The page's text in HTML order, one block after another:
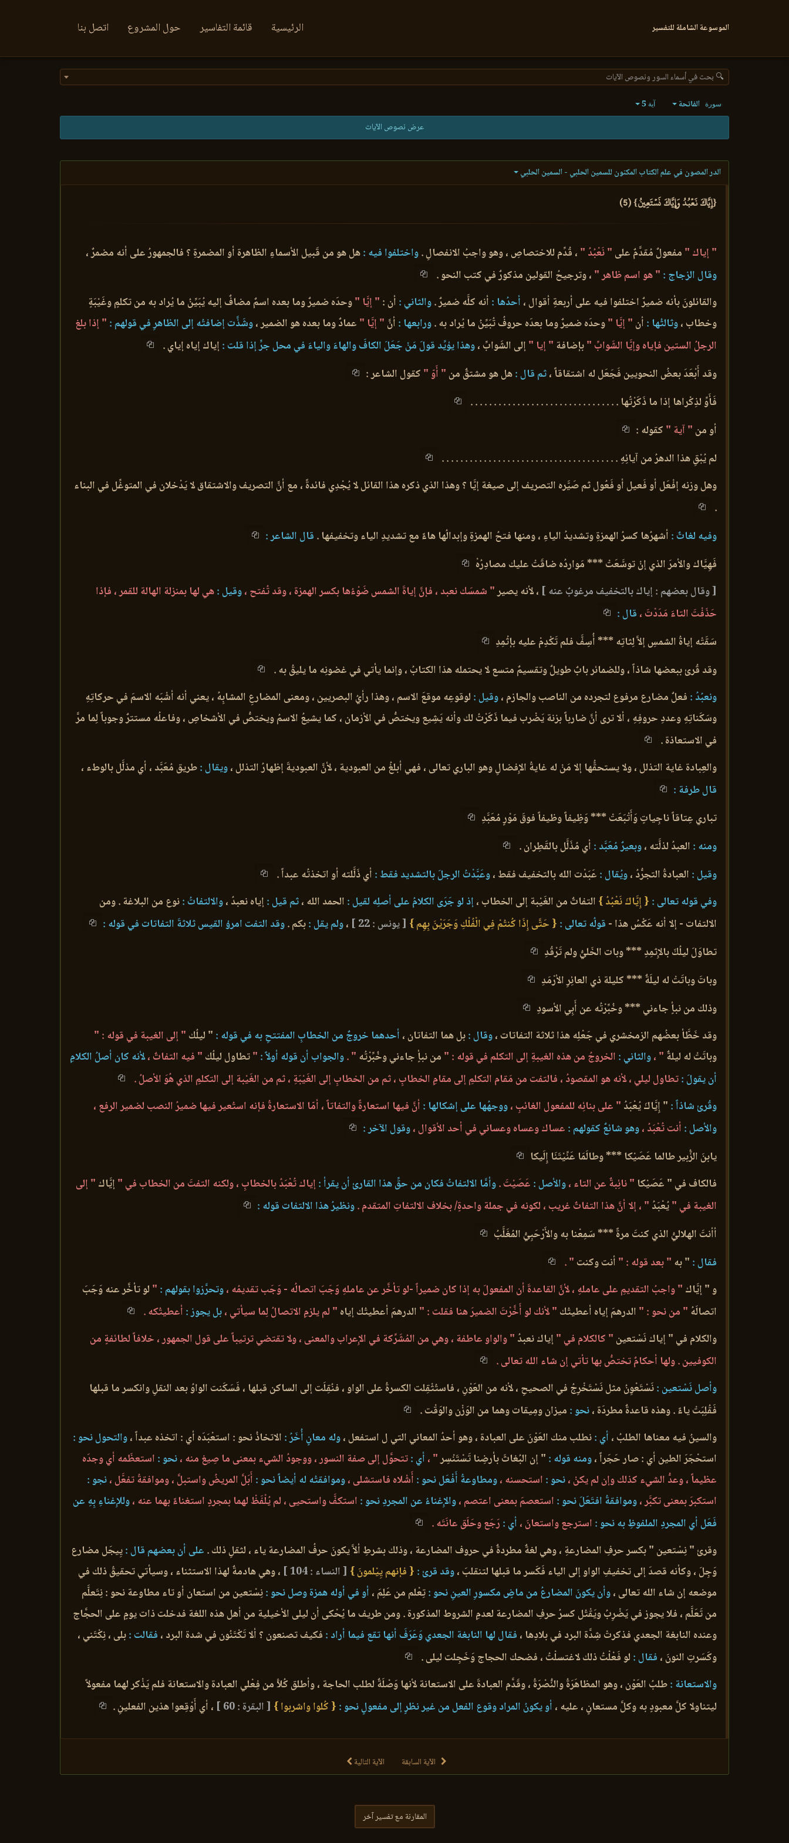
الموسوعة الشاملة للتفسير الرئيسية قائمة التفاسير حول المشروع اتصل بنا
🔍 بحث في أسماء السور ونصوص الآيات
سورة الفاتحة آية 5
عرض نصوص الآيات
الدر المصون في علم الكتاب المكنون للسمين الحلبي - السمين الحلبي
{إِيَّاكَ نَعۡبُدُ وَإِيَّاكَ نَسۡتَعِينُ} (5)
" إياك " مفعولٌ مُقدَّمٌ على " نَعْبُدُ " ، قُدِّم للاختصاصِ ، وهو واجبُ الانفصالِ .واختلفوا فيه :هل هو من قَبيل الأسماءِ الظاهرة أو المضمرةِ ؟ فالجمهورُ على أنه مضمرٌ ،
وقال الزجاج : " هو اسم ظاهر " ، وترجيحُ القولين مذكورٌ في كتب النحو .
والقائلونَ بأنه ضميرٌ اختلفوا فيه على أربعةِ أقوال ، أحدُها : أنه كلَّه ضميرٌ .والثاني : أن : " إيَّا "وحدَه ضميرٌ وما بعده اسمٌ مضافٌ إليه يُبَيِّنُ ما يُراد به من تكلمٍ وغَيْبَةٍ
وخطاب ،وثالثُها : أن " إيَّا "وحدَه ضميرٌ وما بعدَه حروفُ تُبَيِّنُ ما يُراد به .ورابعها : أنَّ " إيَّا " عمادٌ وما بعده هو الضمير ،وشَذَّت إضافتُه إلى الظاهرِ في قولهم : " إذا بلغ
الرجلُ الستين فإياه وإيَّا الشَوابِّ "بإضافة " إيا "إلى الشَوابِّ ،وهذا يؤيِّد قولَ مَنْ جَعَلَ الكافَ والهاءَ والياءَ في محل جرٍّ إذا قلت :إياك إياه إياي .
وقد أَبْعَدَ بعضُ النحويين فَجَعَل له اشتقاقاً ،ثم قال :هل هو مشتقٌ من " أَوّ " كقول الشاعر :
فَأَوِّ لذِكْراها إذا ما ذَكَرْتُها . . . . . . . . . . . . . . . . . . . . . . . . . . . . . . . .
أو من " آية " كقوله :
لم يُبْقِ هذا الدهرُ من آيائِهِ . . . . . . . . . . . . . . . . . . . . . . . . . . . . . . . . . . . . . .
وهل وزنه إفْعَل أو فَعيل أو فَعُول ثم صَيَّره التصريف إلى صيغة إيَّا ؟ وهذا الذي ذكره هذا القائل لا يُجْدِي فائدةً ، مع أنَّ التصريف والاشتقاق لا يَدْخلان في المتوغِّل في البناء
.
وفيه لغاتٌ : أشهرُها كسرُ الهمزةِ وتشديدُ الياءِ ، ومنها فتحُ الهمزةِ وإبدالُها هاءً مع تشديدِ الياء وتخفيفها . قال الشاعر :
فَهِيَّاك والأمرَ الذي إنْ توسَّعَتْ *** مَواردُه ضاقَتْ عليك مصادِرُهْ
[ وقال بعضهم : إياك بالتخفيف مرغوبٌ عنه ] ، لأنه يصير" شمسَك نعبد ، فإنَّ إياةَ الشمس ضَوْءُها بكسر الهمزة ، وقد تُفتح ،وقيل :هي لها بمنزلة الهالة للقمر ، فإذا
حَذَفْتَ التاءَ مَدَدْتَ ، قال :
سَقَتْه إياةُ الشمسِ إلاَّ لِثاتِه *** أُسِفَّ فلم تَكْدِمْ عليه بإثْمِدِ
وقد قُرئ ببعضها شاذاً ، وللضمائر بابٌ طويلٌ وتقسيمٌ متسع لا يحتمله هذا الكتابُ ، وإنما يأتي في غضونِه ما يليقُ به .
ونعبُدُ : فعلٌ مضارع مرفوع لتجرده من الناصب والجازم ،وقيل : لوقوعِه موقعَ الاسم ، وهذا رأيُ البصريين ، ومعنى المضارعِ المشابِهُ ، يعني أنه أشْبَه الاسمَ في حركاتِهِ
وسَكَناتِهِ وعددِ حروفِهِ ، ألا ترى أنَّ ضارباً بزنة يَضْرب فيما ذَكَرْتُ لك وأنه يَشِيع ويختصُّ في الأزمان ، كما يشيعُ الاسمُ ويختصُّ في الأشخاصِ ، وفاعلُه مستترٌ وجوباً لِما مرَّ
في الاستعاذة .
والعِبادة غاية التذلل ، ولا يستحقُّها إلا مَنْ له غايةُ الإِفضالِ وهو الباري تعالى ، فهي أبلغُ من العبودية ، لأنَّ العبوديةَ إظهارُ التذلل ،ويقال :طريق مُعَبَّد ، أي مذلَّل بالوطء ،
قال طرفة :
تباري عِتاقاً ناجِياتٍ وَأَتْبَعَتْ *** وَظِيفاً وظيفاً فوقَ مَوْرٍ مُعَبَّدِ
ومنه : العبدُ لذلَّته ،وبعيرٌ مُعَبَّد : أي مُذَلَّل بالقَطِران .
وقيل : العبادةُ التجرُّدُ ،ويُقال : عَبَدْت الله بالتخفيف فقط ،وعَبَّدْتُ الرجلَ بالتشديد فقط : أي ذَلَّلته أو اتخذتُه عبداً .
وفي قوله تعالى : { إِيَّاكَ نَعْبُدُ } التفاتٌ من الغَيْبة إلى الخطاب ،إذ لو جَرَى الكلامُ على أصلِه لقيل : الحمد الله ،ثم قيل :إياه نعبدُ ،والالتفاتُ :نوع من البلاغة . ومن
الالتفات - إلا أنه عَكْسُ هذا - قولُه تعالى : { حَتَّى إِذَا كُنتُمْ فِي الْفُلْكِ وَجَرَيْنَ بِهِم } [ يونس : 22 ] ،ولم يقل :بكم .وقد التفت امرؤ القيس ثلاثةَ التفاتات في قوله :
تطاوَلَ ليلُكَ بالإِثمِدِ *** وبات الخَليُّ ولم تَرْقُدِ
وباتَ وباتَتْ له ليلَةٌ *** كليلة ذي العائِرِ الأرْمَدِ
وذلك من نبأٍ جاءني *** وخُبِّرْتُه عن أَبِي الأسودِ
وقد خَطَّأ بعضُهم الزمخشري في جَعْلِه هذا ثلاثة التفاتات ،وقال :بل هما التفاتان ، أحدهما خروجٌ من الخطابِ المفتتحِ به في قوله : " ليلُك " إلى الغيبة في قوله : "
وباتَتْ له ليلةٌ " ،والثاني : الخروجُ من هذه الغيبةِ إلى التكلم في قوله : " من نبأٍ جاءني وخُبِّرْتُه " .والجواب أن قوله أولاً : "تطاول ليلُك " فيه التفاتٌ ،لأنه كان أصلُ الكلامِ
أن يقولَ :تطاول ليلي ، لأنه هو المقصودُ ، فالتفت من مَقام التكلمِ إلى مقامِ الخطابِ ، ثم من الخطابِ إلى الغَيْبَةِ ، ثم من الغَيْبة إلى التكلمِ الذي هُوَ الأصلُ .
وقُرئ شاذاً : " إِيَّاكَ يُعْبَدُ " على بنائِه للمفعول الغائبِ ،ووجهُها على إشكالها : أنَّ فيها استعارةً والتفاتاً ، أمّا الاستعارةُ فإنه استُعير فيها ضميرُ النصب لضمير الرفع ،
والأصل : أنت تُعْبَدُ ،وهو شائعٌ كقولهم : عساك وعساه وعساني في أحد الأقوال ،وقول الآخر :
يابنَ الزُّبير طالما عَصَيْكا *** وطالَمَا عَنِّيْتَنَا إِلَيكا
فالكاف في " عَصَيْكا " نائِبةٌ عن التاء ،والأصل : عَصَيْتَ .وأمَّا الالتفاتُ فكان من حقِّ هذا القارئ أن يقرأ :إياك تُعْبَدُ بالخطابِ ، ولكنه التفتَ من الخطاب في "إيَّاك " إلى
الغيبة في "يُعْبَدُ " ، إلا أنَّ هذا التفاتٌ غريب ، لكونه في جملة واحدةٍ/ بخلاف الالتفاتِ المتقدم .ونظيرُ هذا الالتفات قوله :
أأنتَ الهلاليُّ الذي كنتَ مرةً *** سَمِعْنا به والأَرْحَبِيُّ المُغَلَّبُ
فقال : " به " بعد قوله : " أنت وكنت " .
و " إيَّاك " واجبُ التقديمِ على عاملهِ ، لأنَّ القاعدةَ أن المفعولَ به إذا كان ضميراً -لو تأخَّر عن عاملهِ وَجَبَ اتصالُه - وَجَب تقديمُه ،وتحرَّزوا بقولهم : " لو تأخَّر عنه وَجَبَ
اتصالَهُ " من نحو : " الدرهمَ إياه أعطيتُك " لأنك لو أَخَّرْتَ الضميرَ هنا فقلت : " الدرهمَ أعطيتُك إياه " لم يلزمِ الاتصالُ لِما سيأتي ،بل يجوز : أعطيتُكه .
والكلام في " إياك نَسْتعين " كالكلام في "إياك نعبدُ " والواو عاطفة ، وهي من المُشَرِّكة في الإِعراب والمعنى ، ولا تقتضي ترتيباً على قول الجمهور ، خلافاً لطائفةٍ من
الكوفيين . ولها أحكامٌ تختصُّ بها تأتي إن شاء الله تعالى .
وأصل نَسْتعين :نَسْتَعْوِنُ مثل نَسْتَخْرِجُ في الصحيحِ ، لأنه من العَوْنِ ، فاستُثْقِلت الكسرةُ على الواو ، فنُقِلَت إلى الساكن قبلها ، فَسَكَنت الواوُ بعد النقلِ وانكسر ما قبلها
فَقُلِبَتْ ياءً . وهذه قاعدةٌ مطردَة ،نحو : ميزان ومِيقات وهما من الوَزْن والوَقْت .
والسينُ فيه معناها الطلبُ ، أي :نطلب منك العَوْنَ على العبادة ، وهو أحدُ المعاني التي ل استفعل ،وله معانٍ أُخَرُ : الاتخاذُ نحو : استعْبَدَه أي : اتخذه عبداً ،والتحول نحو :
استحْجَرَ الطين أي : صار حَجَراً ،ومنه قوله : " إن البُغاثَ بأرضِنا تَسْتَنْسِر" ، أي :تتحوَّل إلى صفة النسور ، ووجودُ الشيء بمعنى ما صِيغ منه ،نحو : استعظَمه أي وجدَه
عظيماً ، وعدُّ الشيء كذلك وإن لم يكنْ ،نحو : استحسنه ،ومطاوعةُ أَفْعَل نحو : أَشْلاه فاستشلى ،وموافقتُه له أيضاً نحو : أَبَلَّ المريضُ واستبلَّ ، وموافقةُ تفعَّل ،نجو :
استكبرَ بمعنى تكبَّر ،وموافقةُ افتَعَلَ نحو : استعصمَ بمعنى اعتصم ،والإِغناءُ عن المجردِ نحو : استكفَّ واستحيى ، لم يُلْفَظْ لهما بمجردٍ استغناءً بهما عنه ،وللإِغناءِ بِهِ عن
فَعَل أي المجردِ الملفوظِ به نحو : استرجع واستعانَ ، أي : رَجَع وحَلَق عانَتَه .
وقرئ " نِسْتعين " بكسر حرفِ المضارعةِ ، وهي لغةٌ مطردةٌ في حروف المضارعة ، وذلك بشرطِ ألاَّ يكونَ حرفُ المضارعة ياء ، لثقلِ ذلك . على أن بعضهم قال :يِيجَل مضارع
وَجِلَ ، وكأنه قصدَ إلى تخفيفِ الواو إلى الياء فَكَسر ما قبلها لتنقلبَ ،وقد قرئ : { فإنهم يِيْلمونَ } [ النساء : 104 ]
، وهي هادمةٌ لهذا الاستثناء ، وسيأتي تحقيقُ ذلك في
موضعه إن شاء الله تعالى ،وأن يكونَ المضارعُ من ماضٍ مكسورِ العينِ نحو :تِعْلم من عَلِمَ ، أو في أوله همزة وصل نحو :نِسْتعين من استعان أو تاء مطاوعة نحو : نِتَعلَّم
من تَعَلَّم ، فلا يجوز في يَضْرِبُ ويَقْتُل كسرُ حرفِ المضارعة لعدمِ الشروط المذكورة . ومن طريف ما يُحْكى أن ليلى الأخيلية من أهل هذه اللغة فدخلت ذات يومٍ على الحجَّاج
وعنده النابغة الجعدي فذكرتْ شِدَّة البرد في بلادِها ، فقال لها النابغة الجعدي وَعَرَفَ أنها تقع فيما أراد : فكيف تصنعون ؟ ألا تَكْتَنُون في شدة البرد ، فقالت :بلى ، نِكْتَني ،
وكَسَرتِ النونَ ، فقال : لو فَعْلْتُ ذلك لاغتسلْتُ ، فضحك الحجاج وَخَجِلت ليلى .
والاستعانة :طلبُ العَوْن ، وهو المظاهَرَةُ والنُّصْرَةُ ، وقَدَّم العبادةَ على الاستعانة لأنها وَصْلَةٌ لطلب الحاجة ، وأطلق كُلاًّ من فِعْلي العبادة والاستعانة فلم يَذْكر لهما مفعولاً
ليتناولا كلَّ معبودٍ به وكلَّ مستعانٍ ، عليه ، أو يكونُ المراد وقوع الفعل من غير نظرٍ إلى مفعولٍ نحو : { كُلوا واشربوا } [ البقرة : 60 ] ، أي أَوْقِعوا هذين الفعلينِ .
الآية السابقة الآية التالية
المقارنة مع تفسير آخر